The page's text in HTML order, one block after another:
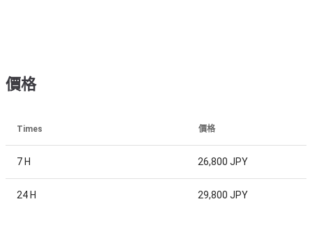
價格
Times 價格
7 H 26,800 JPY
24 H 29,800 JPY